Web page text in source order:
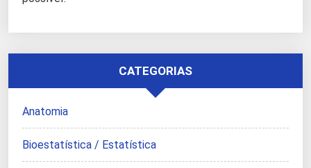
CATEGORIAS
Anatomia
Bioestatística / Estatística